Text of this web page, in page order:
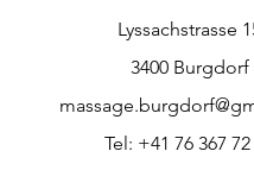
Lyssachstrasse
3400 Burgdorf
Tel: +41 76 367